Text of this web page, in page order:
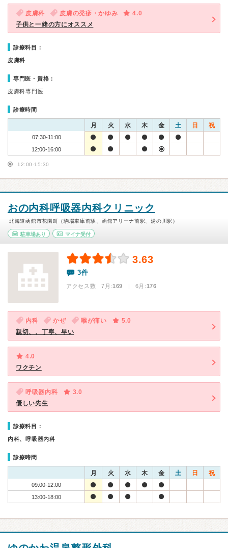
皮膚科 皮膚の発疹・かゆみ
4.0
子供と一緒の方にオススメ
診療科目：
皮膚科
専門医・資格：
皮膚科専門医
診療時間
月 火 水 木 金 土 日 祝
07:30-11:00
12:00-16:00
12:00-15:30
おの内科呼吸器内科クリニック
北海道函館市花園町（駒場車庫前駅、函館アリーナ前駅、湯の川駅）
駐車場あり マイナ受付
3.63
3件
アクセス数 7月:169 | 6月:176
内科 かぜ 喉が痛い
5.0
親切、、丁寧、早い
4.0
ワクチン
呼吸器内科
3.0
優しい先生
診療科目：
内科、呼吸器内科
診療時間
月 火 水 木 金 土 日 祝
09:00-12:00
13:00-18:00